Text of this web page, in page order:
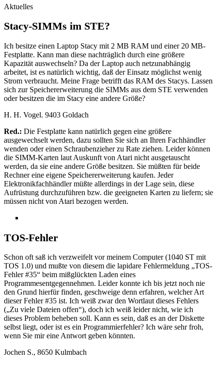
Aktuelles
Stacy-SIMMs im STE?
Ich besitze einen Laptop Stacy mit 2 MB RAM und einer 20 MB-
Festplatte. Kann man diese nachträglich durch eine größere
Kapazität auswechseln? Da der Laptop auch netzunabhängig
arbeitet, ist es natürlich wichtig, daß der Einsatz möglichst wenig
Strom verbraucht. Meine Frage betrifft das RAM des Stacys. Lassen
sich zur Speichererweiterung die SIMMs aus dem STE verwenden
oder besitzen die im Stacy eine andere Größe?
H. H. Vogel. 9403 Goldach
Red.: Die Festplatte kann natürlich gegen eine größere
ausgewechselt werden, dazu sollten Sie sich an Ihren Fachhändler
wenden oder einen Schraubenzieher zu Rate ziehen. Leider können
die SIMM-Karten laut Auskunft von Atari nicht ausgetauscht
werden, da sie eine andere Größe besitzen. Sie müßten für beide
Rechner eine eigene Speichererweiterung kaufen. Jeder
Elektronikfachhändler müßte allerdings in der Lage sein, diese
Aufrüstung durchzuführen bzw. die geeigneten Karten zu liefern; sie
müssen nicht von Atari bezogen werden.
TOS-Fehler
Schon oft saß ich verzweifelt vor meinem Computer (1040 ST mit
TOS 1.0) und mußte von diesem die lapidare Fehlermeldung „TOS-
Fehler #35“ beim mißglückten Laden eines
Programmesentgegennehmen. Leider konnte ich bis jetzt noch nie
den Grund hierfür finden, geschweige denn erfahren, welcher Art
dieser Fehler #35 ist. Ich weiß zwar den Wortlaut dieses Fehlers
(„Zu viele Dateien offen“), doch ich weiß leider nicht, wie ich
dieses Problem beheben soll. Kann es sein, daß es an der Diskette
selbst liegt, oder ist es ein Programmierfehler? Ich wäre sehr froh,
wenn Sie mir eine Antwort geben könnten.
Jochen S., 8650 Kulmbach